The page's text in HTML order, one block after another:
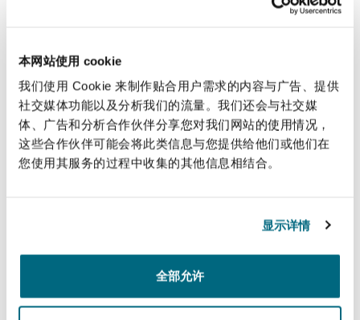
本网站使用 cookie
我们使用 Cookie 来制作贴合用户需求的内容与广告、提供
社交媒体功能以及分析我们的流量。我们还会与社交媒
体、广告和分析合作伙伴分享您对我们网站的使用情况，
这些合作伙伴可能会将此类信息与您提供给他们或他们在
您使用其服务的过程中收集的其他信息相结合。
显示详情
全部允许
Non-Contentious
Regulatory
Satellite & Space
Insurance Coverage
Product Liability & Recall
海
加坡
阿密
特利尔
尔福德
堡
Birmingham-based Legal Director, Adrian
evidence plays in handling claims involving
chronic pain, and how a forensic and case-
specific approach is needed by insurers
throughout.